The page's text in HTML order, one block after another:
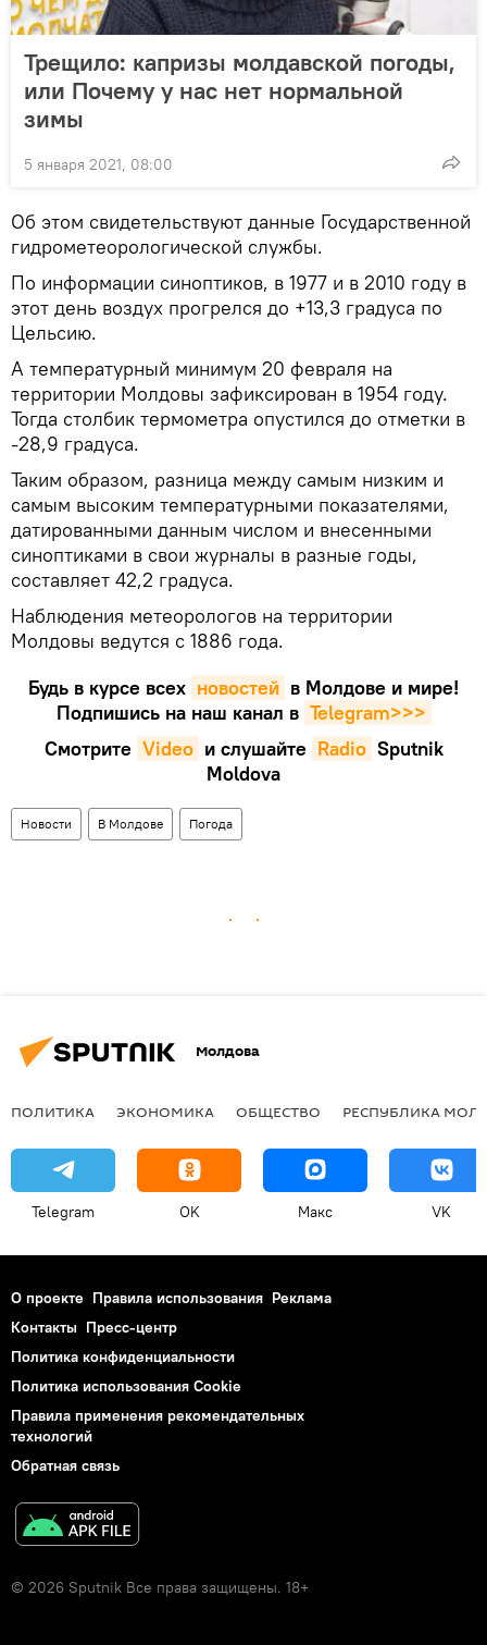
Трещило: капризы молдавской погоды,
или Почему у нас нет нормальной
зимы
5 января 2021, 08:00
Об этом свидетельствуют данные Государственной
гидрометеорологической службы.
По информации синоптиков, в 1977 и в 2010 году в
этот день воздух прогрелся до +13,3 градуса по
Цельсию.
А температурный минимум 20 февраля на
территории Молдовы зафиксирован в 1954 году.
Тогда столбик термометра опустился до отметки в
-28,9 градуса.
Таким образом, разница между самым низким и
самым высоким температурными показателями,
датированными данным числом и внесенными
синоптиками в свои журналы в разные годы,
составляет 42,2 градуса.
Наблюдения метеорологов на территории
Молдовы ведутся с 1886 года.
Будь в курсе всех новостей в Молдове и мире!
Подпишись на наш канал в Telegram>>>
Смотрите Video и слушайте Radio Sputnik
Moldova
Новости В Молдове Погода
Молдова
ПОЛИТИКА ЭКОНОМИКА ОБЩЕСТВО РЕСПУБЛИКА
Telegram OK Макс VK
О проекте Правила использования Реклама
Контакты Пресс-центр
Политика конфиденциальности
Политика использования Cookie
Правила применения рекомендательных
технологий
Обратная связь
© 2026 Sputnik Все права защищены. 18+